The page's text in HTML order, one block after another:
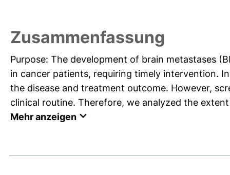
Zusammenfassung
Purpose: The development of brain metastases
in cancer patients, requiring timely intervention.
the disease and treatment outcome. However,
clinical routine. Therefore, we analyzed the
Mehr anzeigen